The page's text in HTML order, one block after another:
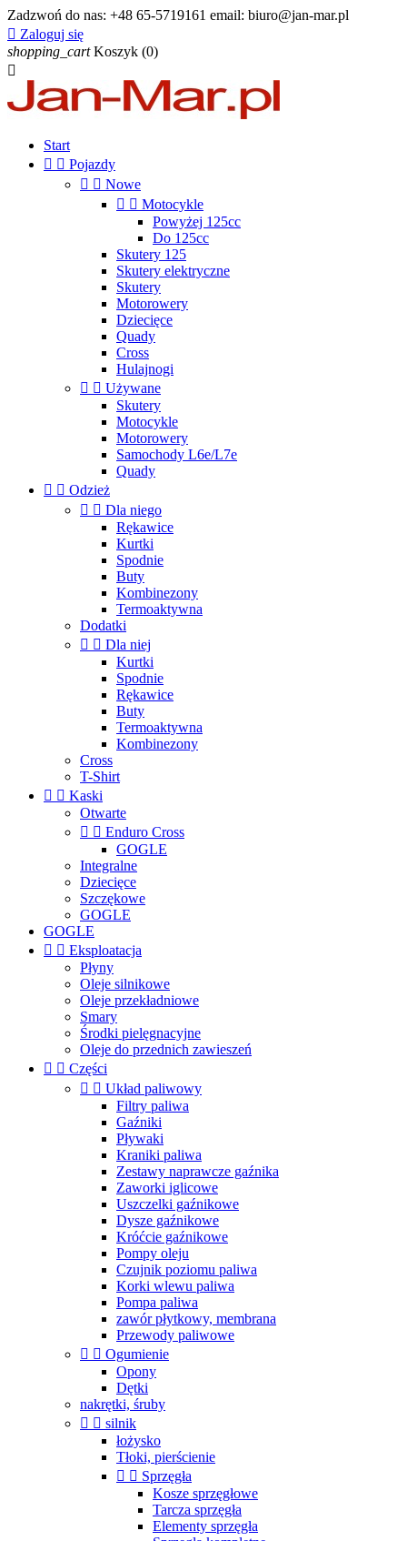
Zadzwoń do nas: +48 65-5719161 email: biuro@jan-mar.pl
 Zaloguj się
shopping_cart Koszyk (0)

Start
  Pojazdy
  Nowe
  Motocykle
Powyżej 125cc
Do 125cc
Skutery 125
Skutery elektryczne
Skutery
Motorowery
Dziecięce
Quady
Cross
Hulajnogi
  Używane
Skutery
Motocykle
Motorowery
Samochody L6e/L7e
Quady
  Odzież
  Dla niego
Rękawice
Kurtki
Spodnie
Buty
Kombinezony
Termoaktywna
Dodatki
  Dla niej
Kurtki
Spodnie
Rękawice
Buty
Termoaktywna
Kombinezony
Cross
T-Shirt
  Kaski
Otwarte
  Enduro Cross
GOGLE
Integralne
Dziecięce
Szczękowe
GOGLE
GOGLE
  Eksploatacja
Płyny
Oleje silnikowe
Oleje przekładniowe
Smary
Środki pielęgnacyjne
Oleje do przednich zawieszeń
  Części
  Układ paliwowy
Filtry paliwa
Gaźniki
Pływaki
Kraniki paliwa
Zestawy naprawcze gaźnika
Zaworki iglicowe
Uszczelki gaźnikowe
Dysze gaźnikowe
Króćcie gaźnikowe
Pompy oleju
Czujnik poziomu paliwa
Korki wlewu paliwa
Pompa paliwa
zawór płytkowy, membrana
Przewody paliwowe
  Ogumienie
Opony
Dętki
nakrętki, śruby
  silnik
łożysko
Tłoki, pierścienie
  Sprzęgła
Kosze sprzęgłowe
Tarcza sprzęgła
Elementy sprzęgła